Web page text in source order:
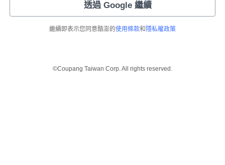
透過 Google 繼續
繼續即表示您同意酷澎的使用條款和 隱私權政策
©Coupang Taiwan Corp. All rights reserved.